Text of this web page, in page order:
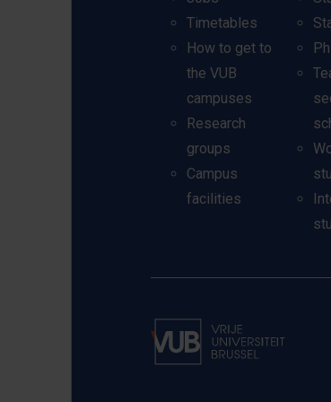
Timetables
How to get to
the VUB
campuses
Research
groups
Campus
facilities